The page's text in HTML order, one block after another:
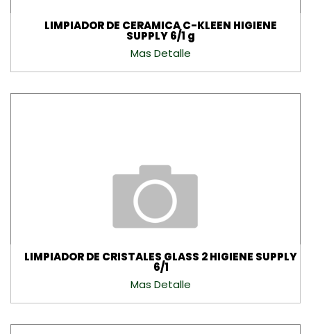
LIMPIADOR DE CERAMICA C-KLEEN HIGIENE
SUPPLY 6/1 g
Mas Detalle
LIMPIADOR DE CRISTALES GLASS 2 HIGIENE SUPPLY
6/1
Mas Detalle
Suscríbete a nuestro
Recibe nuestras últimas noticias y ofertas
especiales directamente en tu correo.